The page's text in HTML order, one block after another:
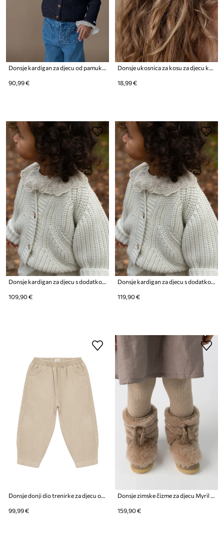
90,99 € 18,99 €
Donsje kardigan za djecu s dodatkom vune Rikkie Cardigan
109,90 €
Donsje kardigan za djecu s dodatkom vune Rikkie Cardigan
119,90 €
Donsje donji dio trenirke za djecu od pamuka Patrik Trousers
99,99 €
Donsje zimske čizme za djecu Myril Boots
159,90 €